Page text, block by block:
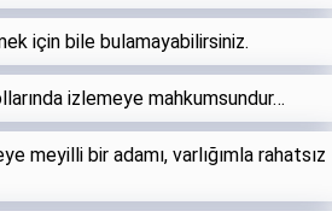
için bile bulamayabilirsiniz.
izlemeye mahkumsundur…
meyilli bir adamı, varlığımla rahatsız